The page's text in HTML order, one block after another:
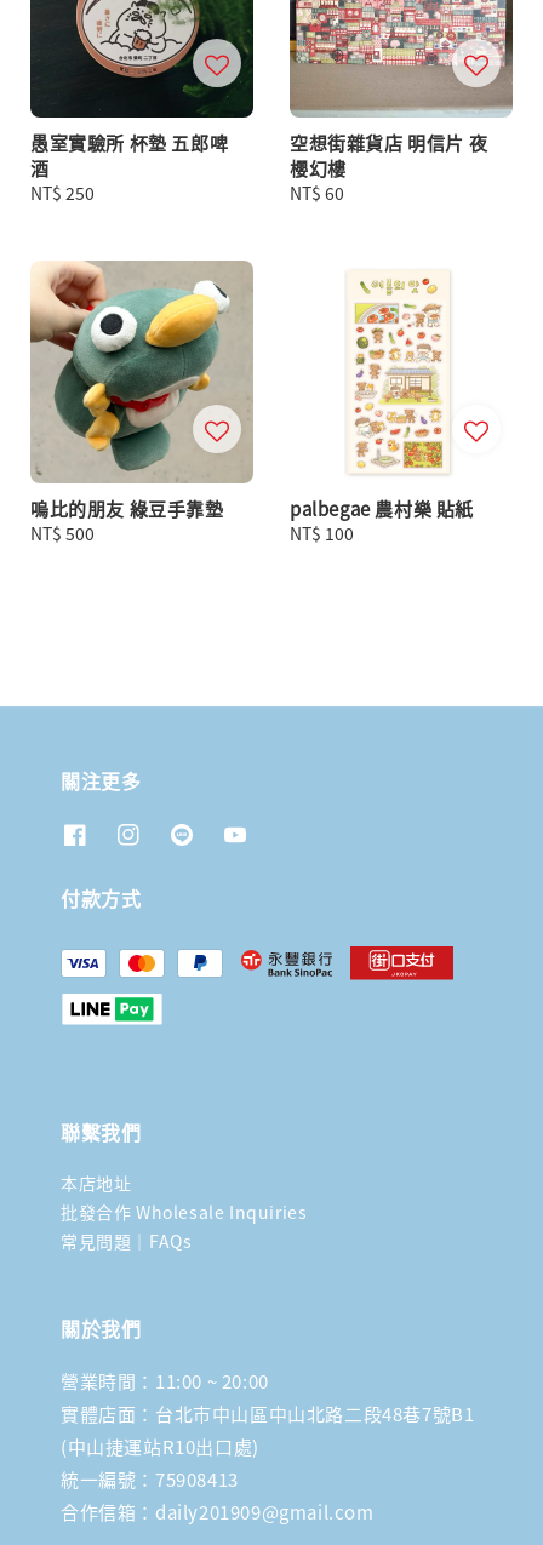
愚室實驗所 杯墊 五郎啤
酒
Regular
NT$ 250
空想街雜貨店 明信片 夜
櫻幻樓
Regular
NT$ 60
嗚比的朋友 綠豆手靠墊
Regular
NT$ 500
palbegae 農村樂 貼紙
Regular
NT$ 100
關注更多
付款方式
聯繫我們
本店地址
批發合作 Wholesale Inquiries
常見問題｜FAQs
關於我們
營業時間：11:00 ~ 20:00
實體店面：台北市中山區中山北路二段48巷7號B1
(中山捷運站R10出口處)
統一編號：75908413
合作信箱：daily201909@gmail.com